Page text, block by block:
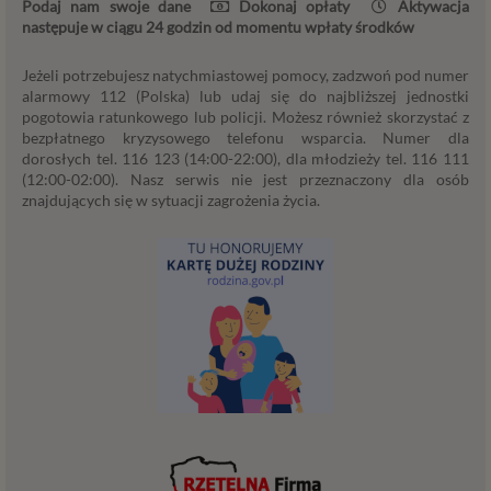
Podaj nam swoje dane
Dokonaj opłaty
Aktywacja
następuje w ciągu 24 godzin od momentu wpłaty środków
Jeżeli potrzebujesz natychmiastowej pomocy, zadzwoń pod numer
alarmowy 112 (Polska) lub udaj się do najbliższej jednostki
pogotowia ratunkowego lub policji. Możesz również skorzystać z
bezpłatnego kryzysowego telefonu wsparcia. Numer dla
dorosłych tel. 116 123 (14:00-22:00), dla młodzieży tel. 116 111
(12:00-02:00). Nasz serwis nie jest przeznaczony dla osób
znajdujących się w sytuacji zagrożenia życia.
podstaw prawnych dla przetwarzania danych, a w
zasady trzy z nich:
Niezbędność przetwarzania do zawarcia lub
wykonania umowy, której jesteś stroną. Umowa to,
w naszym przypadku, regulamin serwisu i
informacje na stronach ofertowych danej usługi.
Jeśli zatem zawieramy z Tobą umowę o realizację
zakresie niezbędnym do realizacji tej umowy. W
przypadku, gdy zakładasz u nas konto, to umowa o
dostarczenie tego konta upoważnia nas do
przetwarzania danych niezbędnych do jego
zapewnienia (np. danych podanych przez Ciebie w
profilu tego konta). Bez tej możliwości nie bylibyśmy
w stanie zapewnić Ci usługi, a Ty nie mógłbyś z niej
z prawnie uzasadnionych interesów realizowanych